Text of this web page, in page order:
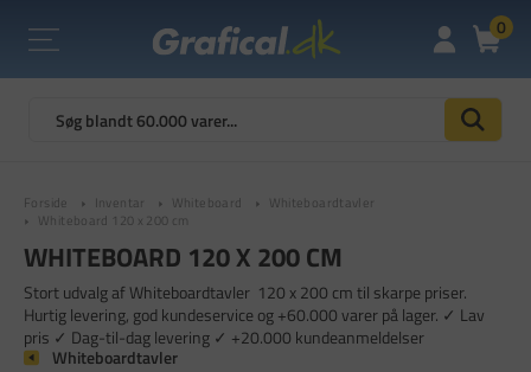
0
Forside Inventar Whiteboard
Whiteboardtavler
Whiteboard 120 x 200 cm
WHITEBOARD 120 X 200 CM
Stort udvalg af Whiteboardtavler 120 x 200 cm til skarpe priser.
Hurtig levering, god kundeservice og +60.000 varer på lager. ✓ Lav
pris ✓ Dag-til-dag levering ✓ +20.000 kundeanmeldelser
Whiteboardtavler